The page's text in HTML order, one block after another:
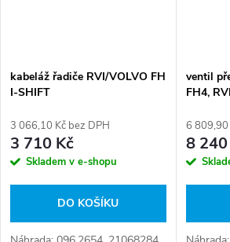
kabeláž řadiče RVI/VOLVO FH
I-SHIFT
3 066,10 Kč bez DPH
3 710 Kč
Skladem v e-shopu
DO KOŠÍKU
ventil
FH4,
6 809,90
8